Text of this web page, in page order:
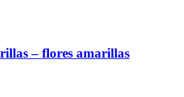
– flores amarillas